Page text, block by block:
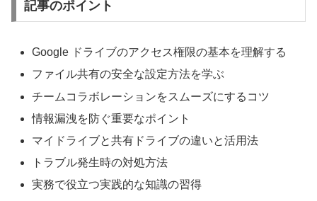
記事のポイント
Google ドライブのアクセス権限の基本を理解する
ファイル共有の安全な設定方法を学ぶ
チームコラボレーションをスムーズにするコツ
情報漏洩を防ぐ重要なポイント
マイドライブと共有ドライブの違いと活用法
トラブル発生時の対処方法
実務で役立つ実践的な知識の習得